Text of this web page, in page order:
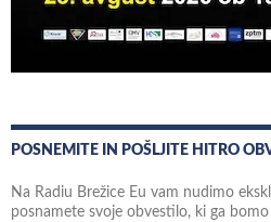
POSNEMITE IN POŠLJITE HITRO
Na Radiu Brežice Eu vam nudimo
posnamete svoje obvestilo, ki ga